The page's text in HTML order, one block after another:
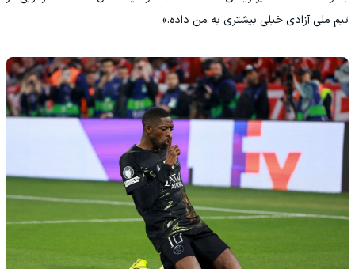
تیم ملی آزادی خیلی بیشتری به من داده.»